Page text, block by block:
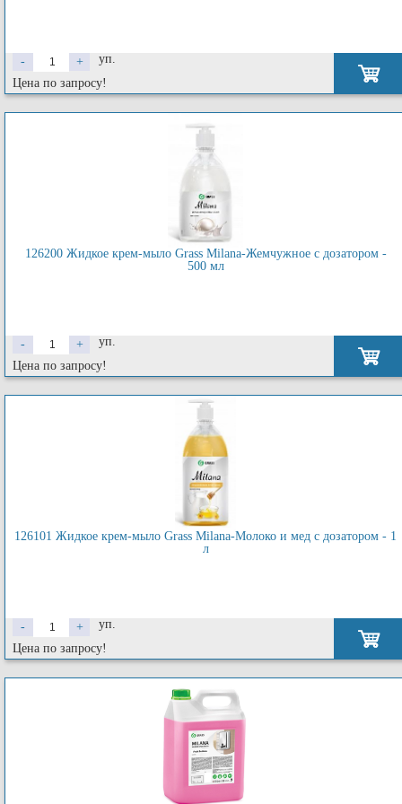
- +
уп.
Цена по запросу!
126200 Жидкое крем-мыло Grass Milana-Жемчужное с дозатором -
500 мл
- +
уп.
Цена по запросу!
126101 Жидкое крем-мыло Grass Milana-Молоко и мед с дозатором - 1
л
- +
уп.
Цена по запросу!